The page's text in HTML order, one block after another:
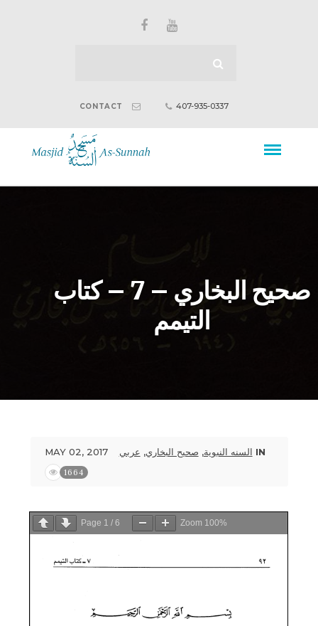
CONTACT 407-935-0337
صحيح البخاري – 7 – كتاب
التيمم
MAY 02, 2017 IN السنه النبوية, صحيح البخاري, عربي
1664
Page 1 / 6 Zoom 100%